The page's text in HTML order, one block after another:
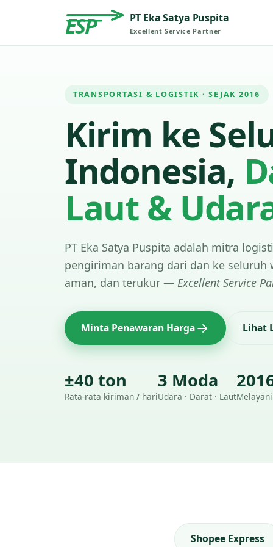
ESP PT Eka Satya Puspita
Excellent Service Partner
TRANSPORTASI & LOGISTIK · SEJAK 2016
Kirim ke
Indonesia,
Laut &
PT Eka Satya Puspita adalah mitra
pengiriman barang dari dan ke seluruh
aman, dan terukur — Excellent Service
Minta Penawaran Harga Lihat
±40 ton
Rata-rata kiriman / hari
3 Moda
Udara · Darat · Laut
Shopee Express